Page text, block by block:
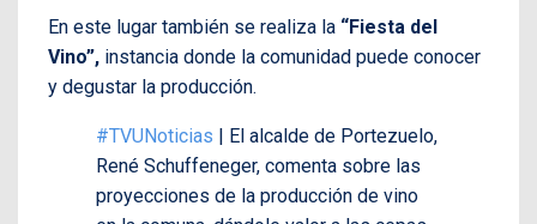
En este lugar también se realiza la “Fiesta del
Vino”, instancia donde la comunidad puede conocer
y degustar la producción.
#TVUNoticias | El alcalde de Portezuelo,
René Schuffeneger, comenta sobre las
proyecciones de la producción de vino